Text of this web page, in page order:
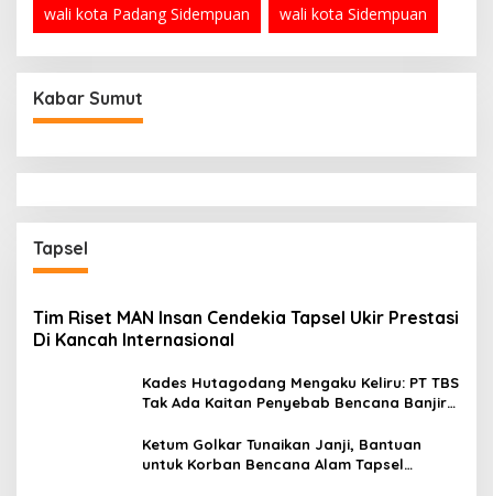
wali kota Padang Sidempuan wali kota Sidempuan
Kabar Sumut
Tapsel
Tim Riset MAN Insan Cendekia Tapsel Ukir Prestasi
Di Kancah Internasional
Kades Hutagodang Mengaku Keliru: PT TBS
Tak Ada Kaitan Penyebab Bencana Banjir
Ketum Golkar Tunaikan Janji, Bantuan
untuk Korban Bencana Alam Tapsel